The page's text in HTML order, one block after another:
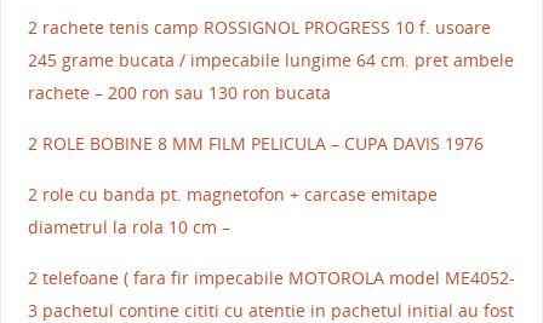
2 rachete tenis camp ROSSIGNOL PROGRESS 10 f. usoare
245 grame bucata / impecabile lungime 64 cm. pret ambele
rachete – 200 ron sau 130 ron bucata
2 ROLE BOBINE 8 MM FILM PELICULA – CUPA DAVIS 1976
2 role cu banda pt. magnetofon + carcase emitape
diametrul la rola 10 cm –
2 telefoane ( fara fir impecabile MOTOROLA model ME4052-
3 pachetul contine cititi cu atentie in pachetul initial au fost